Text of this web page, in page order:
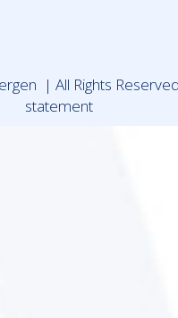
| All Rights
statement